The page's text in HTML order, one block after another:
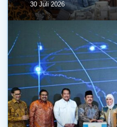
30 Juli 2026